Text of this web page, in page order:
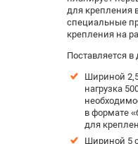
для крепления
специальные
крепления на
Поставляется в
Шириной
нагрузка
в формате
для
Шириной 5